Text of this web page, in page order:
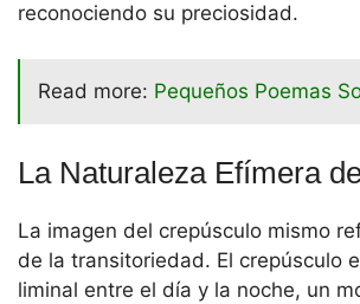
reconociendo su preciosidad.
Read more: Pequeños Poemas
La Naturaleza Efímera
La imagen del crepúsculo mismo
de la transitoriedad. El crepúsculo
liminal entre el día y la noche, un